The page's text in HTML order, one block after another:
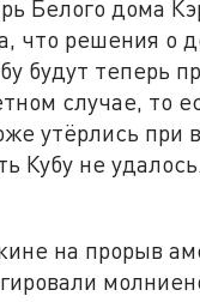
Белого дома
что решения о
будут теперь
случае, то
утёрлись при
Кубу не
на прорыв